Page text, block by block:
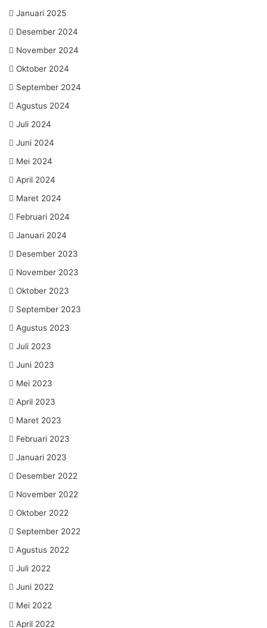
Januari 2025
Desember 2024
November 2024
Oktober 2024
September 2024
Agustus 2024
Juli 2024
Juni 2024
Mei 2024
April 2024
Maret 2024
Februari 2024
Januari 2024
Desember 2023
November 2023
Oktober 2023
September 2023
Agustus 2023
Juli 2023
Juni 2023
Mei 2023
April 2023
Maret 2023
Februari 2023
Januari 2023
Desember 2022
November 2022
Oktober 2022
September 2022
Agustus 2022
Juli 2022
Juni 2022
Mei 2022
April 2022